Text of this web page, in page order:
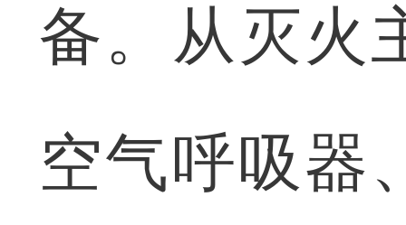
备。从灭火
空气呼吸器